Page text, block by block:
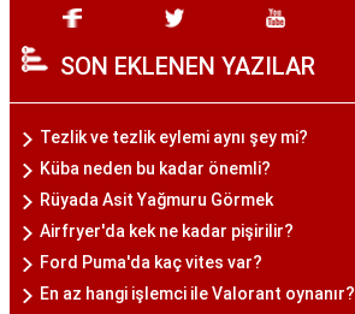
SON EKLENEN YAZILAR
Tezlik ve tezlik eylemi aynı şey mi?
Küba neden bu kadar önemli?
Rüyada Asit Yağmuru Görmek
Airfryer'da kek ne kadar pişirilir?
Ford Puma'da kaç vites var?
En az hangi işlemci ile Valorant oynanır?